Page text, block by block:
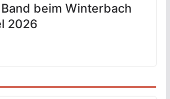
beim Winterbach
2026